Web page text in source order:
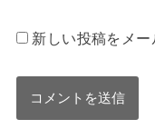
新しい投稿をメー